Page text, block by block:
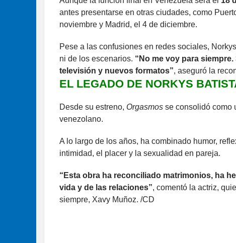
antes presentarse en otras ciudades, como
noviembre y Madrid, el 4 de diciembre.
Pese a las confusiones en redes sociales,
ni de los escenarios. “No me voy para
televisión y nuevos formatos”, aseguró la
EL LEGADO DE NORKYS
Desde su estreno, Orgasmos se consolidó como
venezolano.
A lo largo de los años, ha combinado humor,
intimidad, el placer y la sexualidad en pareja.
“Esta obra ha reconciliado matrimonios, ha
vida y de las relaciones”, comentó la actriz,
siempre, Xavy Muñoz. /CD